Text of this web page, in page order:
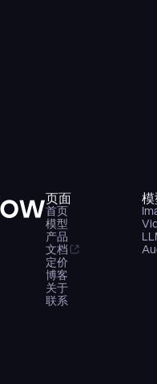
页面
首页
模型
产品
文档
定价
博客
关于
联系